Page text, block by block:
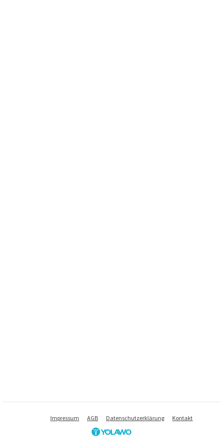
Impressum AGB Datenschutzerklärung Kontakt